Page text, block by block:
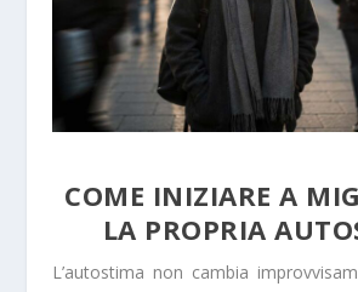
COME INIZIARE A
LA PROPRIA
L’autostima non cambia